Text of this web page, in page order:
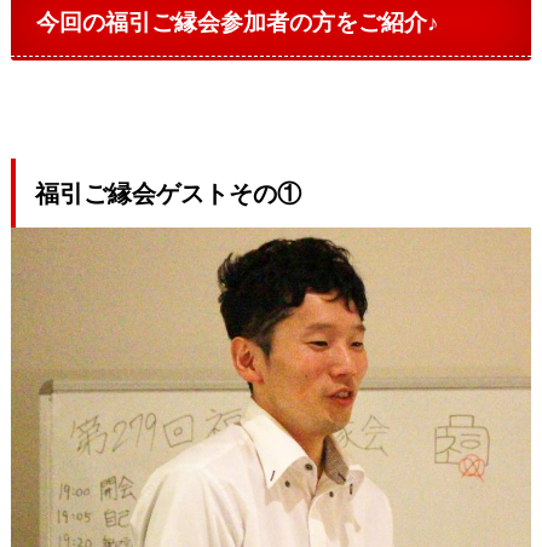
今回の福引ご縁会参加者の方をご紹介♪
福引ご縁会ゲストその①